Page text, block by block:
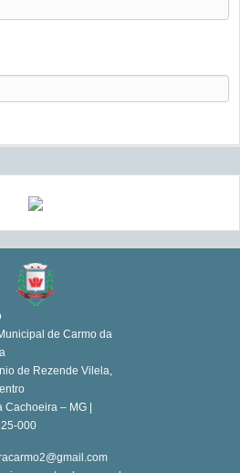
de Carmo da
de Rezende Vilela,
Cachoeira – MG |
000